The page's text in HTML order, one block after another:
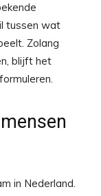
tussen wat
Zolang
blijft het
in Nederland.